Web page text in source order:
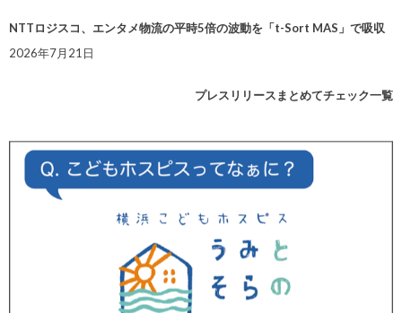
NTTロジスコ、エンタメ物流の平時5倍の波動を「t-Sort MAS」で吸収
2026年7月21日
プレスリリースまとめてチェック一覧